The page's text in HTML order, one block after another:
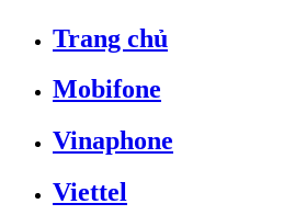
Trang chủ
Mobifone
Vinaphone
Viettel